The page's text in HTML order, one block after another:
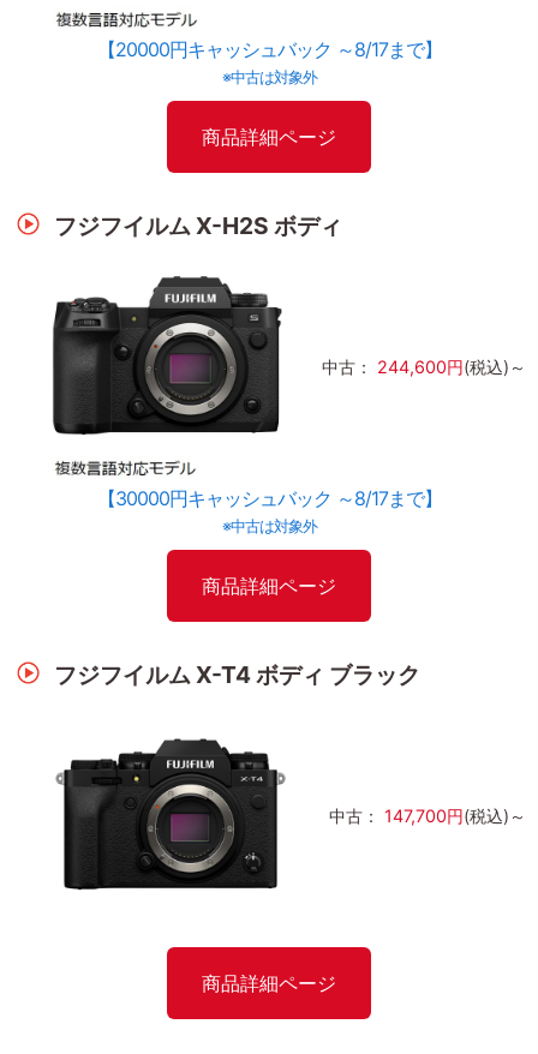
【20000円キャッシュバック ～8/17まで】
※中古は対象外
商品詳細ページ
フジフイルム X-H2S ボディ
中古： 244,600円(税込)～
【30000円キャッシュバック ～8/17まで】
※中古は対象外
商品詳細ページ
フジフイルム X-T4 ボディ ブラック
中古： 147,700円(税込)～
商品詳細ページ